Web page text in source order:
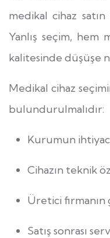
medikal cihaz
Yanlış seçim,
kalitesinde düşüşe
Medikal cihaz
bulundurulmalıdır:
Kurumun
Cihazın teknik
Üretici
Satış sonrası